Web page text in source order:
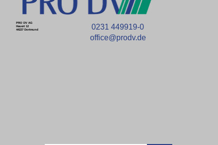
PRO DV AG
Hauert 12
44227 Dortmund
0231 449919-0
office@prodv.de